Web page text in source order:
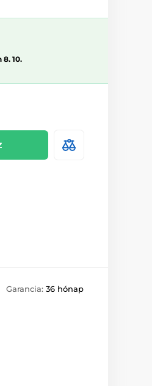
10.
Garancia: 36 hónap